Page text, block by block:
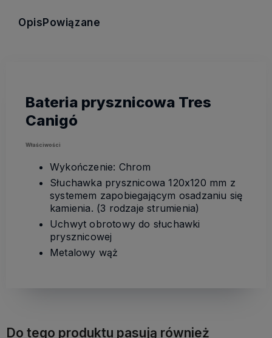
Opis Powiązane
Bateria prysznicowa Tres
Canigó
Właściwości
Wykończenie: Chrom
Słuchawka prysznicowa 120x120 mm z
systemem zapobiegającym osadzaniu się
kamienia. (3 rodzaje strumienia)
Uchwyt obrotowy do słuchawki
prysznicowej
Metalowy wąż
Do tego produktu pasują również